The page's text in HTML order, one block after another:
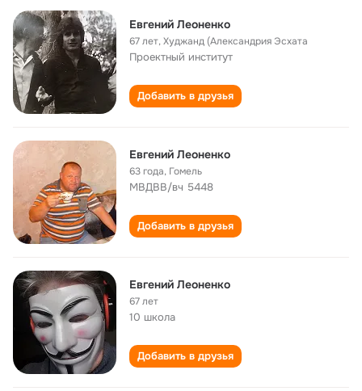
Евгений Леоненко
67 лет,Худжанд (Александрия Эсхата
Проектный институт
Добавить в друзья
Евгений Леоненко
63 года, Гомель
МВДВВ/вч 5448
Добавить в друзья
Евгений Леоненко
67 лет
10 школа
Добавить в друзья